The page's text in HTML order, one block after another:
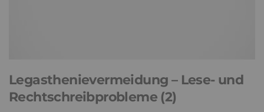
Legasthenievermeidung – Lese- und
Rechtschreibprobleme (2)